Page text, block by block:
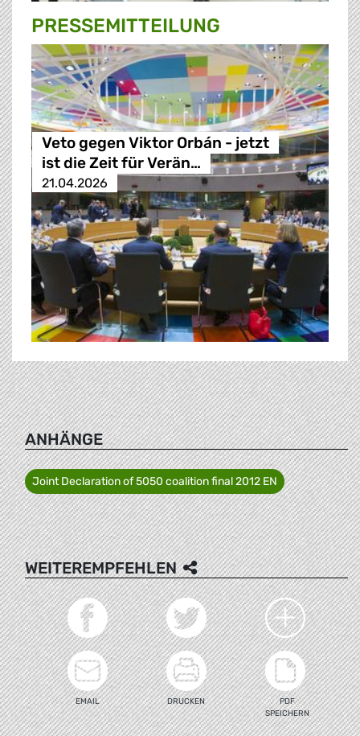
PRESSE­MITTEILUNG
Veto gegen Viktor Orbán - jetzt
ist die Zeit für Verän…
21.04.2026
ANHÄNGE
Joint Declaration of 5050 coalition final 2012 EN
WEITEREMPFEHLEN
EMAIL DRUCKEN
PDF
SPEICHERN